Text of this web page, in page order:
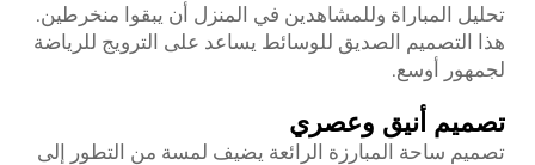
تحليل المباراة وللمشاهدين في المنزل أن يبقوا منخرطين.
هذا التصميم الصديق للوسائط يساعد على الترويج للرياضة
لجمهور أوسع.
تصميم أنيق وعصري
تصميم ساحة المبارزة الرائعة يضيف لمسة من التطور إلى